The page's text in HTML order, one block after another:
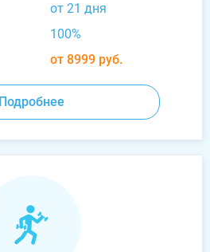
от 21 дня
100%
от 8999 руб.
Подробнее